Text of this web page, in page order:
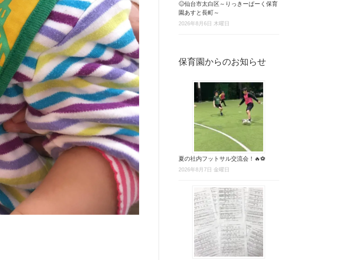
😊仙台市太白区～りっきーぱーく保育
園あすと長町～
2026年8月6日 木曜日
保育園からのお知らせ
夏の社内フットサル交流会！🔥⚽
2026年8月7日 金曜日